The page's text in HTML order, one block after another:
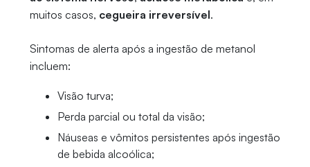
muitos casos, cegueira irreversível.
Sintomas de alerta após a ingestão de metanol
incluem:
Visão turva;
Perda parcial ou total da visão;
Náuseas e vômitos persistentes após ingestão
de bebida alcoólica;